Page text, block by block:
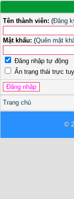
Tên thành viên: (Đăng
Mật khẩu: (Quên mật
Đăng nhập tự động
Ẩn trạng thái trực
Trang chủ
©